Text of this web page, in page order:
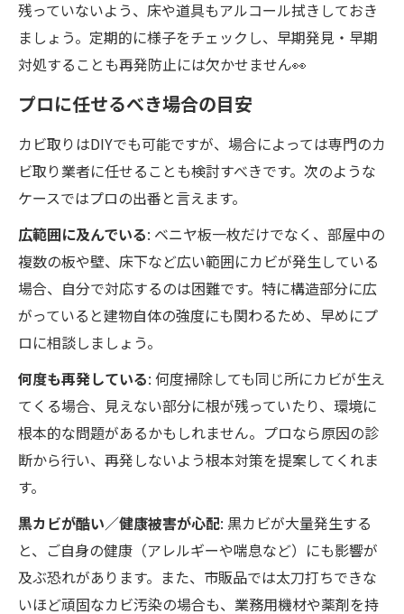
残っていないよう、床や道具もアルコール拭きしておき
ましょう。定期的に様子をチェックし、早期発見・早期
対処することも再発防止には欠かせません👀
プロに任せるべき場合の目安
カビ取りはDIYでも可能ですが、場合によっては専門のカ
ビ取り業者に任せることも検討すべきです。次のような
ケースではプロの出番と言えます。
広範囲に及んでいる: ベニヤ板一枚だけでなく、部屋中の
複数の板や壁、床下など広い範囲にカビが発生している
場合、自分で対応するのは困難です。特に構造部分に広
がっていると建物自体の強度にも関わるため、早めにプ
ロに相談しましょう。
何度も再発している: 何度掃除しても同じ所にカビが生え
てくる場合、見えない部分に根が残っていたり、環境に
根本的な問題があるかもしれません。プロなら原因の診
断から行い、再発しないよう根本対策を提案してくれま
す。
黒カビが酷い／健康被害が心配: 黒カビが大量発生する
と、ご自身の健康（アレルギーや喘息など）にも影響が
及ぶ恐れがあります。また、市販品では太刀打ちできな
いほど頑固なカビ汚染の場合も、業務用機材や薬剤を持